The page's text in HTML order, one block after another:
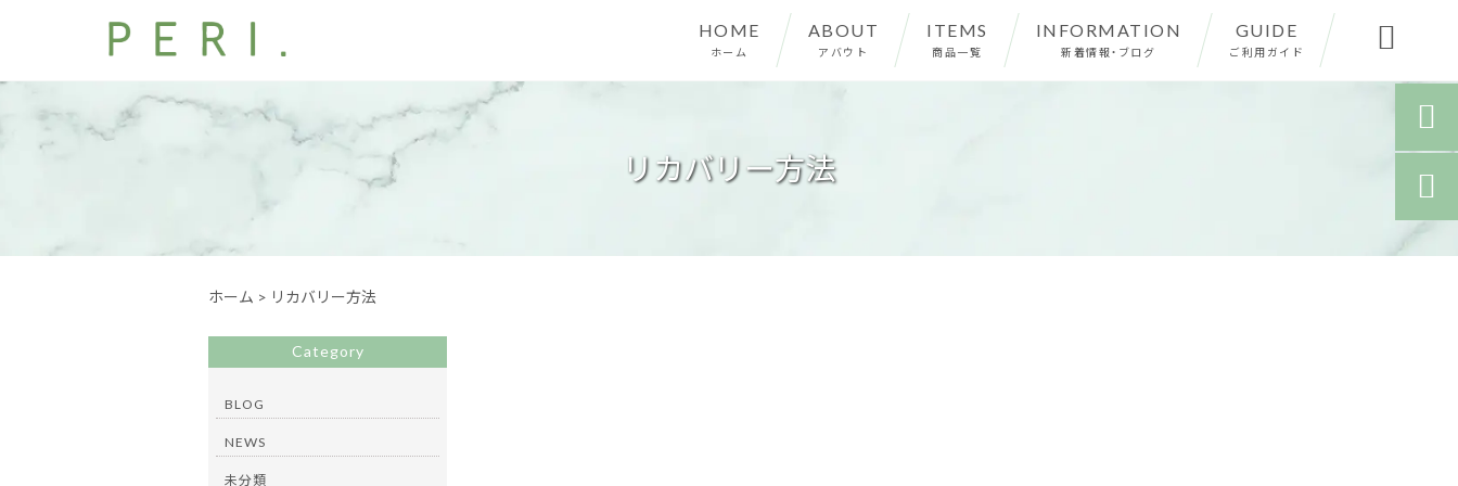
HOME
ホーム
ABOUT
アバウト
ITEMS
商品一覧
INFORMATION
新着情報・ブログ
GUIDE
ご利用ガイド 
リカバリー方法
ホーム > リカバリー方法
Category
BLOG
NEWS
未分類

